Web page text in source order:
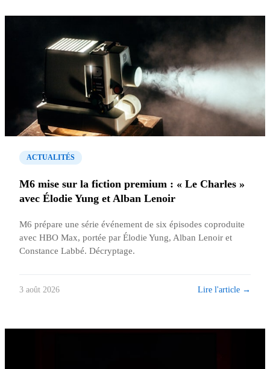
ACTUALITÉS
M6 mise sur la fiction premium : « Le Charles »
avec Élodie Yung et Alban Lenoir
M6 prépare une série événement de six épisodes coproduite
avec HBO Max, portée par Élodie Yung, Alban Lenoir et
Constance Labbé. Décryptage.
3 août 2026 Lire l'article →